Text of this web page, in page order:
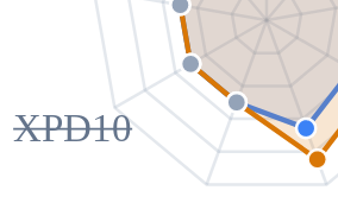
XPD10